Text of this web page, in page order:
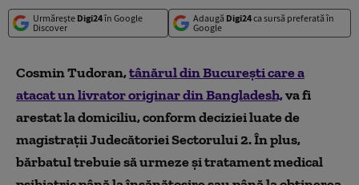
Urmărește Digi24în Google
Discover
Adaugă Digi24ca sursă preferată în
Google
Cosmin Tudoran,tânărul din București care a
atacat un livrator originar din Bangladesh,va fi
arestat la domiciliu, conform deciziei luate de
magistrații Judecătoriei Sectorului 2. În plus,
bărbatul trebuie să urmeze și tratament medical